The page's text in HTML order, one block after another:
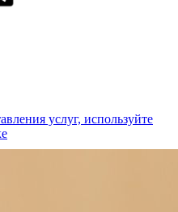
услуг, используйте